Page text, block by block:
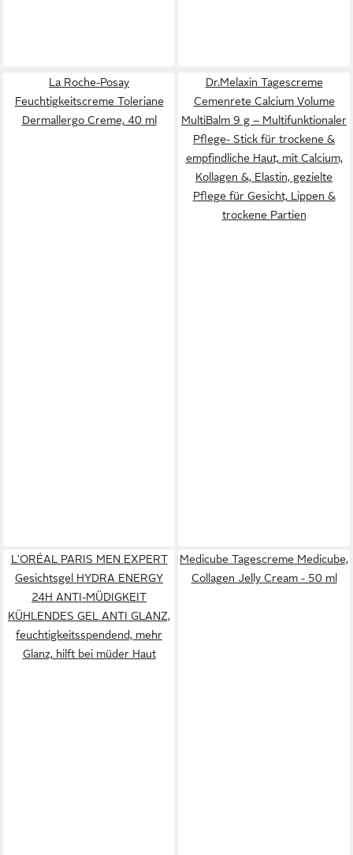
La Roche-Posay
Feuchtigkeitscreme Toleriane
Dermallergo Creme, 40 ml
Dr.Melaxin Tagescreme
Cemenrete Calcium Volume
MultiBalm 9 g – Multifunktionaler
Pflege- Stick für trockene &
empfindliche Haut, mit Calcium,
Kollagen &, Elastin, gezielte
Pflege für Gesicht, Lippen &
trockene Partien
L'ORÉAL PARIS MEN EXPERT
Gesichtsgel HYDRA ENERGY
24H ANTI-MÜDIGKEIT
KÜHLENDES GEL ANTI GLANZ,
feuchtigkeitsspendend, mehr
Glanz, hilft bei müder Haut
Medicube Tagescreme Medicube,
Collagen Jelly Cream - 50 ml